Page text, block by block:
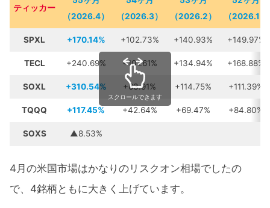
ティッカー
（2026.4）
（2026.3）
（2026.2）
（2026.1）
SPXL +170.14% +102.73% +140.93% +149.97%
TECL +240.69% +101.61% +134.94% +168.88%
SOXL +310.54% +63.91% +114.75% +111.39%
TQQQ +117.45% +42.64% +69.47% +84.80%
SOXS ▲8.53%
スクロールできます
4月の米国市場はかなりのリスクオン相場でしたの
で、4銘柄ともに大きく上げています。